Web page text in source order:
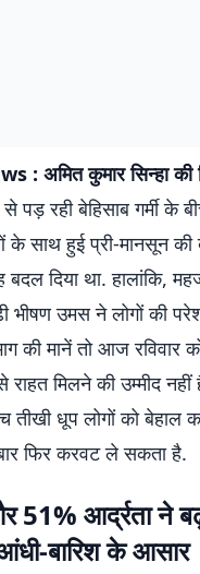
अमित कुमार सिन्हा की
पड़ रही बेहिसाब गर्मी के
साथ हुई प्री-मानसून की
बदल दिया था. हालांकि,
भीषण उमस ने लोगों की
की मानें तो आज रविवार
मिलने की उम्मीद नहीं
तीखी धूप लोगों को बेहाल
फिर करवट ले सकता है.
51% आर्द्रता ने
बारिश के आसार